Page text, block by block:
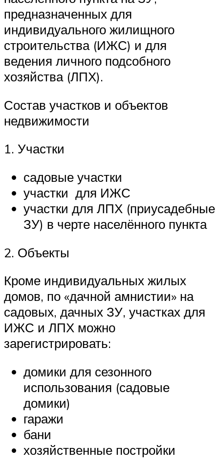
предназначенных для
индивидуального жилищного
строительства (ИЖС) и для
ведения личного подсобного
хозяйства (ЛПХ).
Состав участков и объектов
недвижимости
1. Участки
садовые участки
участки для ИЖС
участки для ЛПХ (приусадебные
ЗУ) в черте населённого пункта
2. Объекты
Кроме индивидуальных жилых
домов, по «дачной амнистии» на
садовых, дачных ЗУ, участках для
ИЖС и ЛПХ можно
зарегистрировать:
домики для сезонного
использования (садовые
домики)
гаражи
бани
хозяйственные постройки